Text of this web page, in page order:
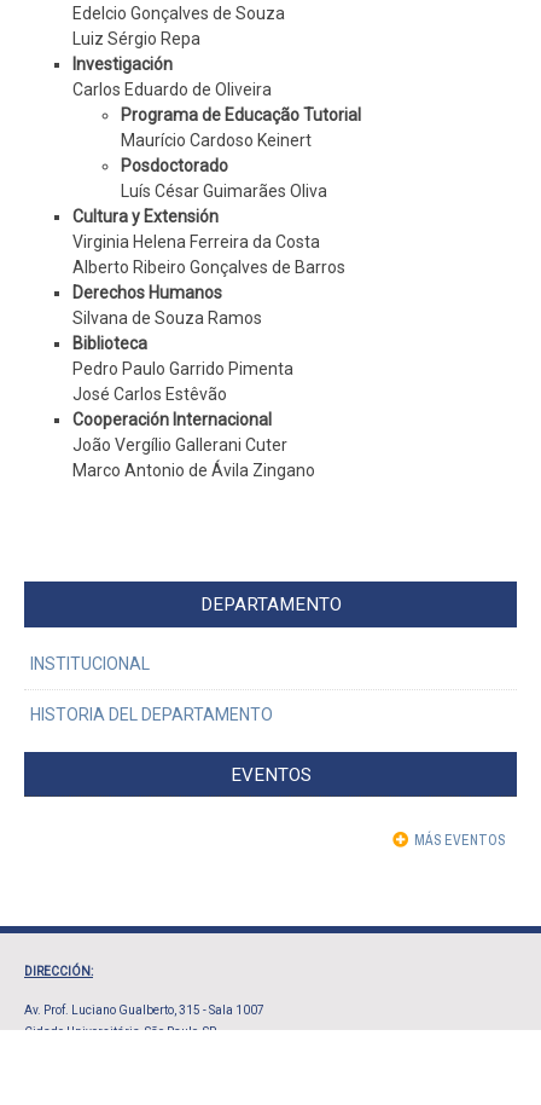
Edelcio Gonçalves de Souza
Luiz Sérgio Repa
Investigación
Carlos Eduardo de Oliveira
Programa de Educação Tutorial
Maurício Cardoso Keinert
Posdoctorado
Luís César Guimarães Oliva
Cultura y Extensión
Virginia Helena Ferreira da Costa
Alberto Ribeiro Gonçalves de Barros
Derechos Humanos
Silvana de Souza Ramos
Biblioteca
Pedro Paulo Garrido Pimenta
José Carlos Estêvão
Cooperación Internacional
João Vergílio Gallerani Cuter
Marco Antonio de Ávila Zingano
DEPARTAMENTO
INSTITUCIONAL
HISTORIA DEL DEPARTAMENTO
EVENTOS
MÁS EVENTOS
DIRECCIÓN:
Av. Prof. Luciano Gualberto, 315 - Sala 1007
Cidade Universitária, São Paulo, SP